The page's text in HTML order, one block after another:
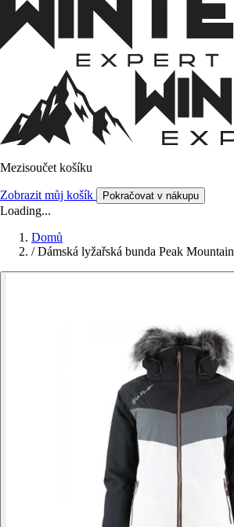
Mezisoučet košíku
Zobrazit můj košík Pokračovat v nákupu
Loading...
Domů
/ Dámská lyžařská bunda Peak Mountain